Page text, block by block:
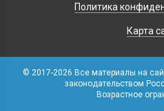
Политика
Карта
© 2017-2026 Все материалы на
законодательством
Возрастное